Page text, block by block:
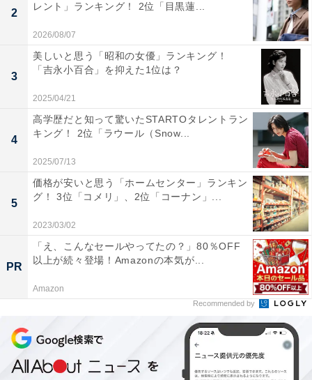
（19歳女性）」「女性に優しいし、みんなが絶賛してい
るサンジくんのご飯を食べてみたいです！（23歳女
性）」など、女性からは、常にスーツのきれいめファッ
ションや、超一流の料理の腕前なども高ポイントのよう
第2位：モンキー・D・ルフィ
2
レント」ランキング！ 2位「目黒蓮...
2026/08/07
3
美しいと思う「昭和の女優」ランキング！
「吉永小百合」を抑えた1位は？
2025/04/21
4
高学歴だと知って驚いたSTARTOタレントラン
キング！ 2位「ラウール（Snow...
2025/07/13
5
価格が安いと思う「ホームセンター」ランキン
グ！ 3位「コメリ」、2位「コーナン」...
2023/03/02
PR
「え、こんなセールやってたの？」80％OFF
以上が続々登場！Amazonの本気が...
Amazon
Recommended by